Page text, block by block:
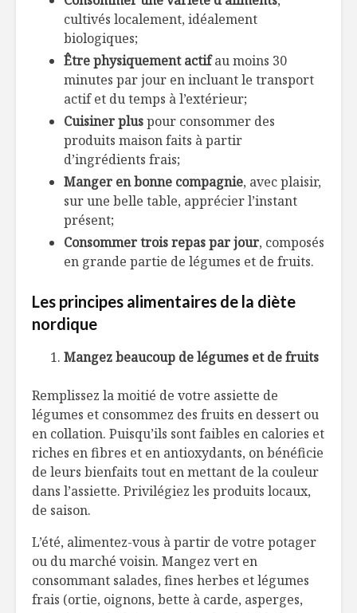
cultivés localement, idéalement
biologiques;
Être physiquement actifau moins 30
minutes par jour en incluant le transport
actif et du temps à l’extérieur;
Cuisiner pluspour consommer des
produits maison faits à partir
d’ingrédients frais;
Manger en bonne compagnie, avec plaisir,
sur une belle table, apprécier l’instant
présent;
Consommer trois repas par jour, composés
en grande partie de légumes et de fruits.
Les principes alimentaires de la diète
nordique
Mangez beaucoup de légumes et de fruits
Remplissez la moitié de votre assiette de
légumes et consommez des fruits en dessert ou
en collation. Puisqu’ils sont faibles en calories et
riches en fibres et en antioxydants, on bénéficie
de leurs bienfaits tout en mettant de la couleur
dans l’assiette. Privilégiez les produits locaux,
de saison.
L’été, alimentez-vous à partir de votre potager
ou du marché voisin. Mangez vert en
consommant salades, fines herbes et légumes
frais (ortie, oignons, bette à carde, asperges,